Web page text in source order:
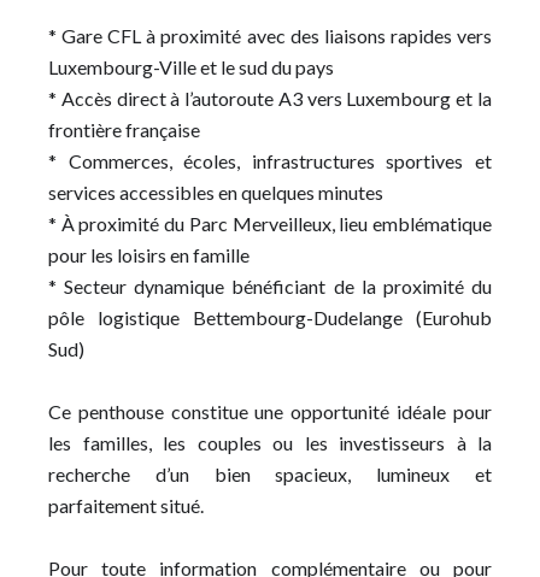
* Gare CFL à proximité avec des liaisons rapides vers
Luxembourg-Ville et le sud du pays
* Accès direct à l’autoroute A3 vers Luxembourg et la
frontière française
* Commerces, écoles, infrastructures sportives et
services accessibles en quelques minutes
* À proximité du Parc Merveilleux, lieu emblématique
pour les loisirs en famille
* Secteur dynamique bénéficiant de la proximité du
pôle logistique Bettembourg-Dudelange (Eurohub
Sud)
Ce penthouse constitue une opportunité idéale pour
les familles, les couples ou les investisseurs à la
recherche d’un bien spacieux, lumineux et
parfaitement situé.
Pour toute information complémentaire ou pour